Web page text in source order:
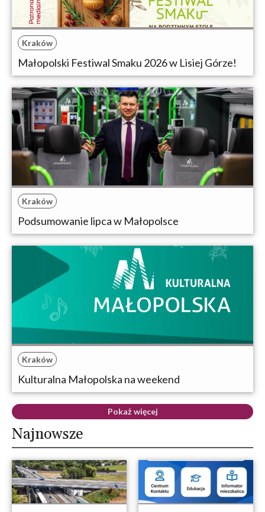
Kraków
Małopolski Festiwal Smaku 2026 w Lisiej Górze!
Kraków
Podsumowanie lipca w Małopolsce
Kraków
Kulturalna Małopolska na weekend
Pokaż więcej
Najnowsze